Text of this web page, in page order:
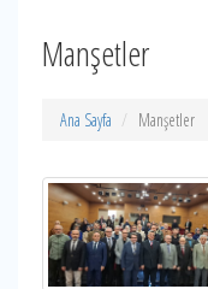
Manşetler
Ana Sayfa Manşetler